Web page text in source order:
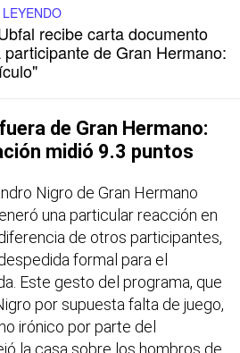
recibe carta documento
participante de Gran Hermano:
de Gran Hermano:
midió 9.3 puntos
Nigro de Gran Hermano
una particular reacción en
de otros participantes,
formal para el
Este gesto del programa, que
por supuesta falta de juego,
irónico por parte del
la casa sobre los hombros de